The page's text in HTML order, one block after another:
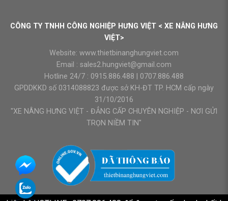
CÔNG TY TNHH CÔNG NGHIỆP HƯNG VIỆT < XE NÂNG HƯNG
VIỆT>
Website: www.thietbinanghungviet.com
Email : sales2.hungviet@gmail.com
Hotline 24/7 : 0915.886.488
0707.886.488
GPDDKKD số 0314088823 được sở KH-ĐT TP. HCM cấp ngày
31/10/2016
"XE NÂNG HƯNG VIỆT - ĐẲNG CẤP CHUYÊN NGHIỆP - NƠI GỬI
TRỌN NIỀM TIN"